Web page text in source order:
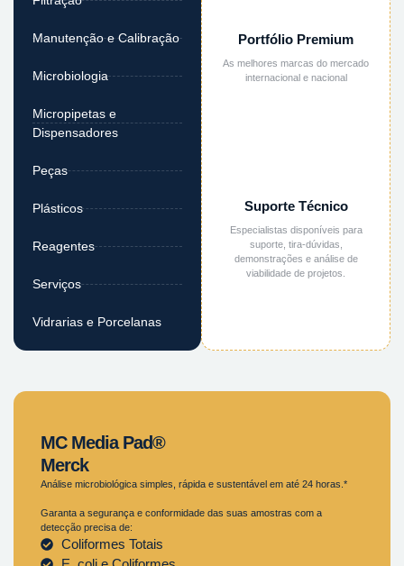
Manutenção e Calibração
Microbiologia
Micropipetas e
Dispensadores
Peças
Plásticos
Reagentes
Serviços
Vidrarias e Porcelanas
Portfólio Premium
As melhores marcas do mercado
internacional e nacional
Suporte Técnico
Especialistas disponíveis para
suporte, tira-dúvidas,
demonstrações e análise de
viabilidade de projetos.
MC Media Pad®
Merck
Análise microbiológica simples, rápida e sustentável em até 24 horas.*
Garanta a segurança e conformidade das suas amostras com a
detecção precisa de:
Coliformes Totais